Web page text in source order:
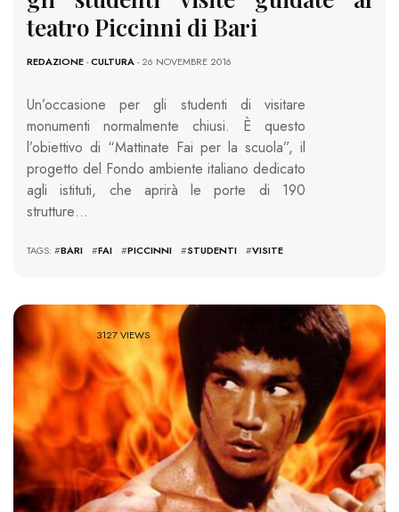
teatro Piccinni di Bari
REDAZIONE-CULTURA- 26 NOVEMBRE 2016
Un’occasione per gli studenti di visitare
monumenti normalmente chiusi. È questo
l’obiettivo di “Mattinate Fai per la scuola”, il
progetto del Fondo ambiente italiano dedicato
agli istituti, che aprirà le porte di 190
strutture…
TAGS: #BARI #FAI #PICCINNI #STUDENTI #VISITE
3127 VIEWS